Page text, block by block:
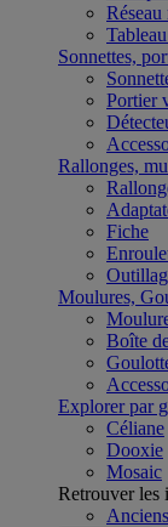
Sonnettes,
Portier
Rallonges,
Fiche
Moulures,
Boîte
Explorer par
Céliane
Dooxie
Mosaic
Retrouver les